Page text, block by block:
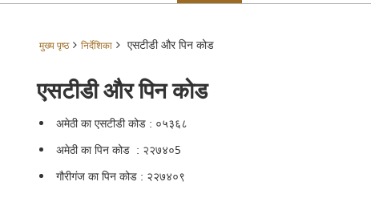
मुख्य पृष्ठ निर्देशिका एसटीडी और पिन कोड
एसटीडी और पिन कोड
अमेठी का एसटीडी कोड : ०५३६८
अमेठी का पिन कोड : २२७४०5
गौरीगंज का पिन कोड : २२७४०९